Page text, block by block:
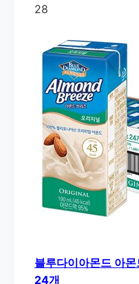
28
블루다이아몬드 아
24개